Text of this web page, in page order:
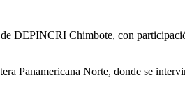
Chimbote, con
Panamericana Norte, donde se